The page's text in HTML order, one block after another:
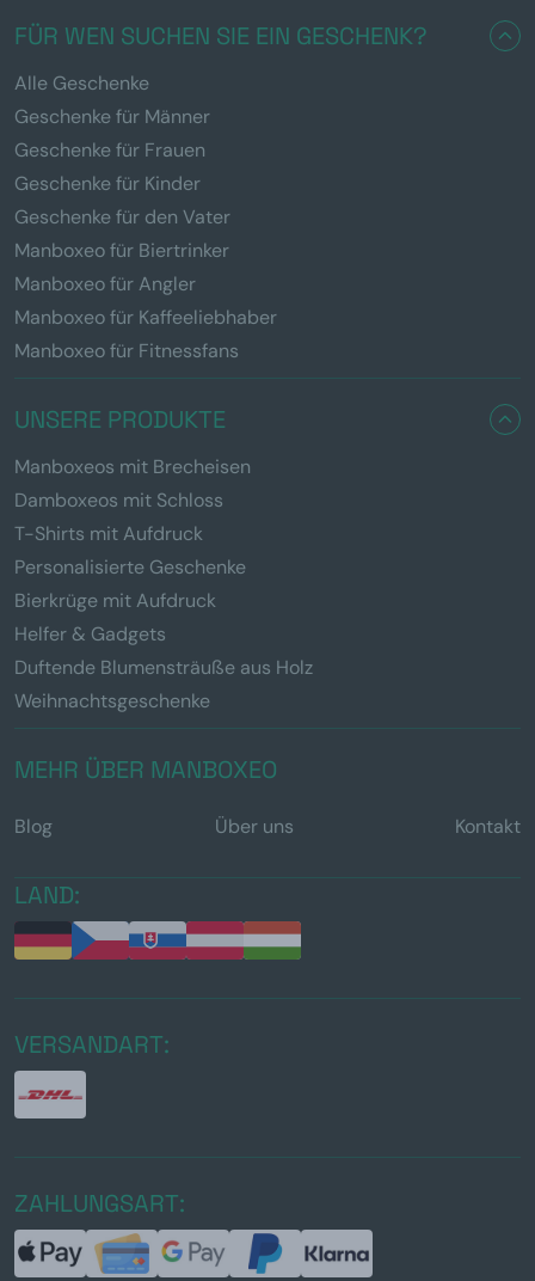
FÜR WEN SUCHEN SIE EIN GESCHENK?
Alle Geschenke
Geschenke für Männer
Geschenke für Frauen
Geschenke für Kinder
Geschenke für den Vater
Manboxeo für Biertrinker
Manboxeo für Angler
Manboxeo für Kaffeeliebhaber
Manboxeo für Fitnessfans
UNSERE PRODUKTE
Manboxeos mit Brecheisen
Damboxeos mit Schloss
T-Shirts mit Aufdruck
Personalisierte Geschenke
Bierkrüge mit Aufdruck
Helfer & Gadgets
Duftende Blumensträuße aus Holz
Weihnachtsgeschenke
MEHR ÜBER MANBOXEO
Blog Über uns Kontakt
LAND:
VERSANDART:
ZAHLUNGSART: